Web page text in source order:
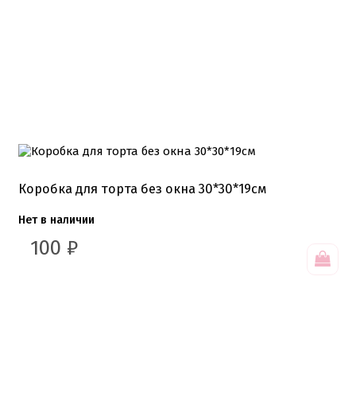
Коробка для торта без окна 30*30*19см
Нет в наличии
100 ₽